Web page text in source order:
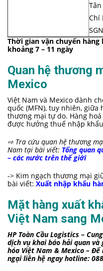
Chí
Thời gian vận chuyển
khoảng 7 – 11 ngày
Quan hệ thương
Mexico
Việt Nam và Mexico dành
quốc (MFN), tuy nhiên,
thương mại tự do. Hàng
được hưởng thuế nhập
⇨ Tra cứu quan hệ thương
Nam tại bài viết: Tổng quan
– các nước trên thế giới
-> Kim ngạch thương mại
bài viết: Xuất nhập khẩu
Mặt hàng xuất
Việt Nam sang
HP Toàn Cầu Logistics –
dịch vụ khai báo hải quan
hóa Việt Nam & Mexico –
ngại liên hệ ngay hotline: